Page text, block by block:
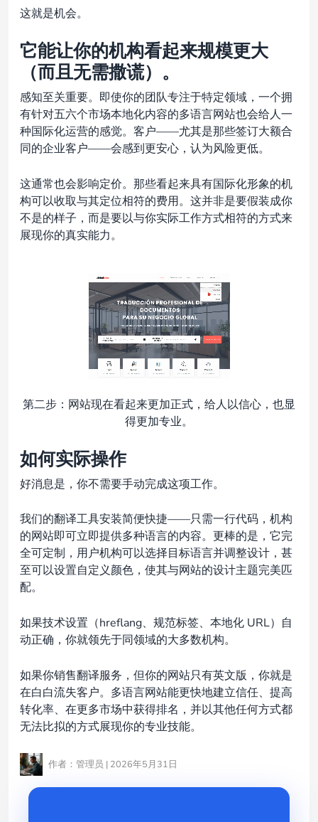
这就是机会。
它能让你的机构看起来规模更大
（而且无需撒谎）。
感知至关重要。即使你的团队专注于特定领域，一个拥
有针对五六个市场本地化内容的多语言网站也会给人一
种国际化运营的感觉。客户——尤其是那些签订大额合
同的企业客户——会感到更安心，认为风险更低。
这通常也会影响定价。那些看起来具有国际化形象的机
构可以收取与其定位相符的费用。这并非是要假装成你
不是的样子，而是要以与你实际工作方式相符的方式来
展现你的真实能力。
第二步：网站现在看起来更加正式，给人以信心，也显
得更加专业。
如何实际操作
好消息是，你不需要手动完成这项工作。
我们的翻译工具安装简便快捷——只需一行代码，机构
的网站即可立即提供多种语言的内容。更棒的是，它完
全可定制，用户机构可以选择目标语言并调整设计，甚
至可以设置自定义颜色，使其与网站的设计主题完美匹
配。
如果技术设置（hreflang、规范标签、本地化 URL）自
动正确，你就领先于同领域的大多数机构。
如果你销售翻译服务，但你的网站只有英文版，你就是
在白白流失客户。多语言网站能更快地建立信任、提高
转化率、在更多市场中获得排名，并以其他任何方式都
无法比拟的方式展现你的专业技能。
作者：管理员 | 2026年5月31日